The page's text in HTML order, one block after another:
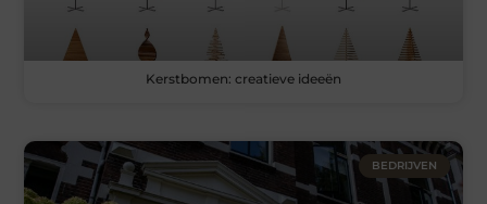
Kerstbomen: creatieve ideeën
BEDRIJVEN